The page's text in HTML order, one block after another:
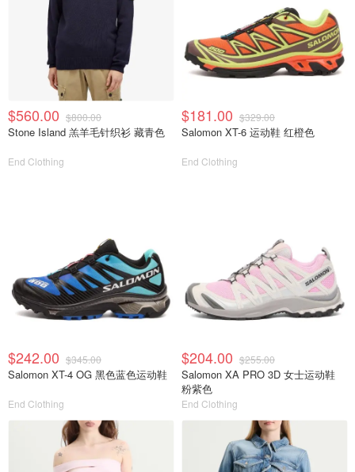
$560.00 $800.00
Stone Island 羔羊毛针织衫 藏青色
End Clothing
$181.00 $329.00
Salomon XT-6 运动鞋 红橙色
End Clothing
$242.00 $345.00
Salomon XT-4 OG 黑色蓝色运动鞋
End Clothing
$204.00 $255.00
Salomon XA PRO 3D 女士运动鞋
粉紫色
End Clothing